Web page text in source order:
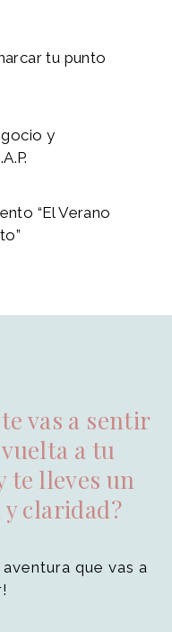
tu punto
y
“El Verano
vas a sentir
a tu
te lleves un
claridad?
que vas a